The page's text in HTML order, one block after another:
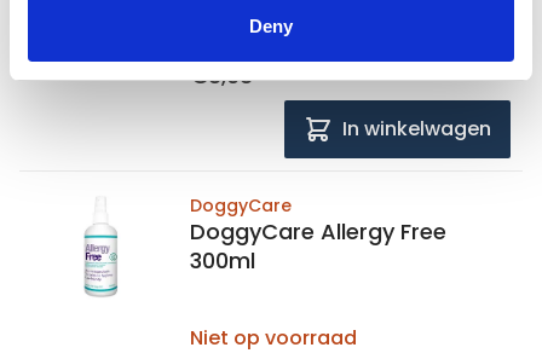
Deny
Voor 15:00 besteld,
zelfde werkdag verzonden
€8,98
In winkelwagen
DoggyCare
DoggyCare Allergy Free
300ml
Niet op voorraad